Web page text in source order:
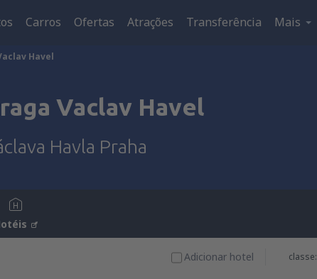
Carros Ofertas Atrações Transferência Mais
Havel
Vaclav Havel
Havla Praha
classe:
Adicionar hotel